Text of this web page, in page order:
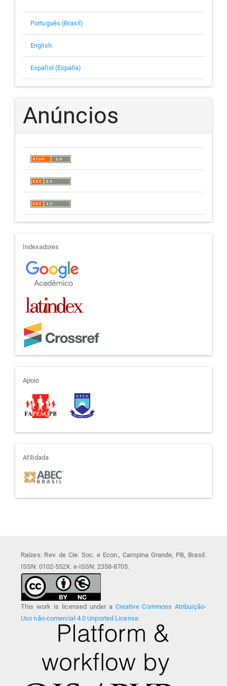
Português (Brasil)
English
Español (España)
Anúncios
indexadores
Indexadores
apoio
Apoio
afiliada
Afilidada
Raízes: Rev. de Cie. Soc. e Econ., Campina Grande, PB, Brasil.
ISSN: 0102-552X. e-ISSN: 2358-8705.
This work is licensed under a Creative Commons Atribuição-
Uso não-comercial 4.0 Unported License.